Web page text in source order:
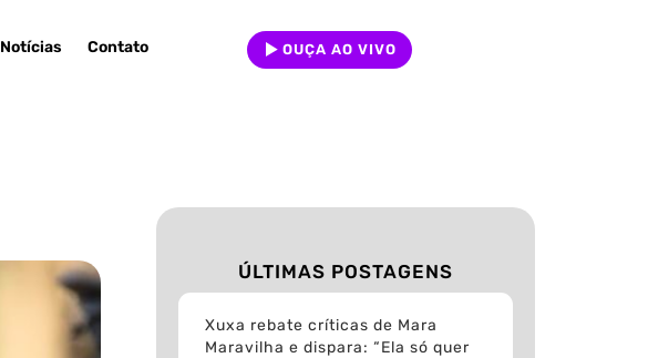
Notícias Contato OUÇA AO VIVO
ÚLTIMAS POSTAGENS
Xuxa rebate críticas de Mara
Maravilha e dispara: “Ela só quer